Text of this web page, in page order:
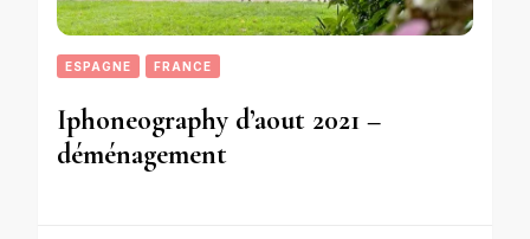
ESPAGNE FRANCE
Iphoneography d’aout 2021 –
déménagement